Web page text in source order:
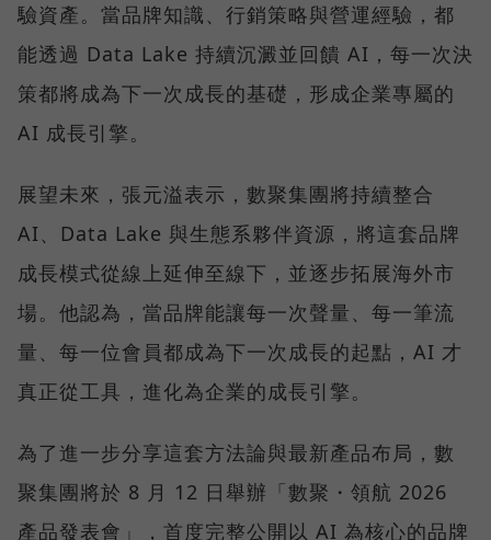
驗資產。當品牌知識、行銷策略與營運經驗，都
能透過 Data Lake 持續沉澱並回饋 AI，每一次決
策都將成為下一次成長的基礎，形成企業專屬的
AI 成長引擎。
展望未來，張元溢表示，數聚集團將持續整合
AI、Data Lake 與生態系夥伴資源，將這套品牌
成長模式從線上延伸至線下，並逐步拓展海外市
場。他認為，當品牌能讓每一次聲量、每一筆流
量、每一位會員都成為下一次成長的起點，AI 才
真正從工具，進化為企業的成長引擎。
為了進一步分享這套方法論與最新產品布局，數
聚集團將於 8 月 12 日舉辦「數聚・領航 2026
產品發表會」，首度完整公開以 AI 為核心的品牌